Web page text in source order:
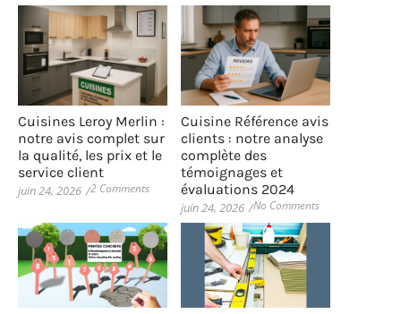
Cuisines Leroy Merlin :
notre avis complet sur
la qualité, les prix et le
service client
juin 24, 2026 /2 Comments
Cuisine Référence avis
clients : notre analyse
complète des
témoignages et
évaluations 2024
juin 24, 2026 /No Comments